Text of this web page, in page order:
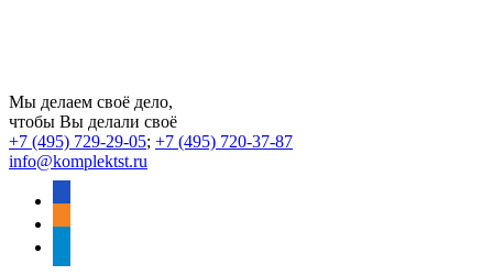
Мы делаем своё дело,
чтобы Вы делали своё
+7 (495) 729-29-05; +7 (495) 720-37-87
info@komplektst.ru